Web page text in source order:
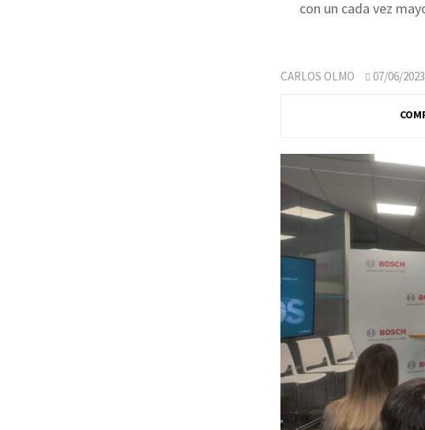
con un cada vez
CARLOS OLMO 07/06/2023